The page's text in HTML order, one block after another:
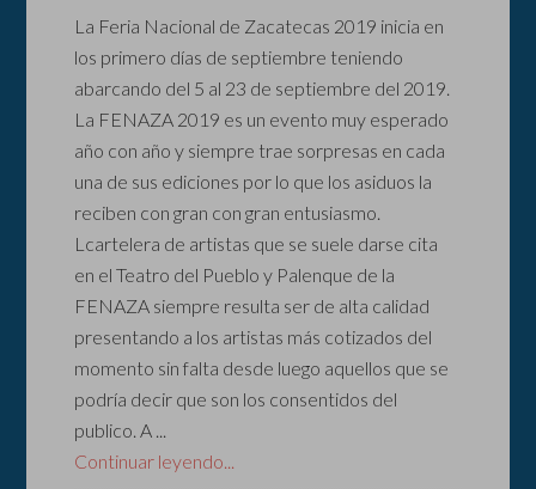
La Feria Nacional de Zacatecas 2019 inicia en
los primero días de septiembre teniendo
abarcando del 5 al 23 de septiembre del 2019.
La FENAZA 2019 es un evento muy esperado
año con año y siempre trae sorpresas en cada
una de sus ediciones por lo que los asiduos la
reciben con gran con gran entusiasmo.
Lcartelera de artistas que se suele darse cita
en el Teatro del Pueblo y Palenque de la
FENAZA siempre resulta ser de alta calidad
presentando a los artistas más cotizados del
momento sin falta desde luego aquellos que se
podría decir que son los consentidos del
publico. A ...
Continuar leyendo...